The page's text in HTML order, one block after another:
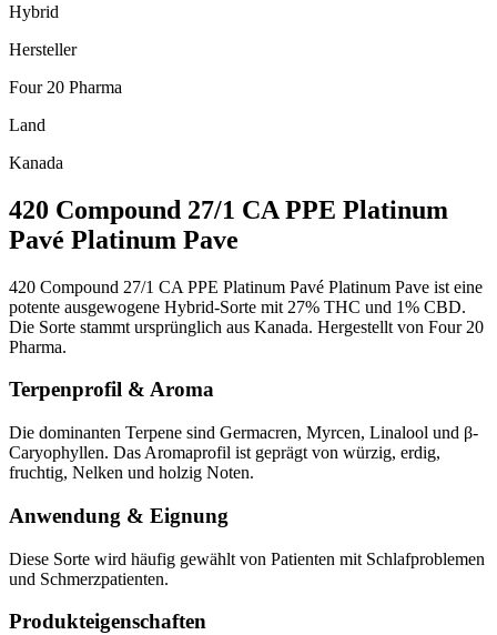
Hybrid
Hersteller
Four 20 Pharma
Land
Kanada
420 Compound 27/1 CA PPE Platinum
Pavé Platinum Pave
420 Compound 27/1 CA PPE Platinum Pavé Platinum Pave ist eine
potente ausgewogene Hybrid-Sorte mit 27% THC und 1% CBD.
Die Sorte stammt ursprünglich aus Kanada. Hergestellt von Four 20
Pharma.
Terpenprofil & Aroma
Die dominanten Terpene sind Germacren, Myrcen, Linalool und β-
Caryophyllen. Das Aromaprofil ist geprägt von würzig, erdig,
fruchtig, Nelken und holzig Noten.
Anwendung & Eignung
Diese Sorte wird häufig gewählt von Patienten mit Schlafproblemen
und Schmerzpatienten.
Produkteigenschaften